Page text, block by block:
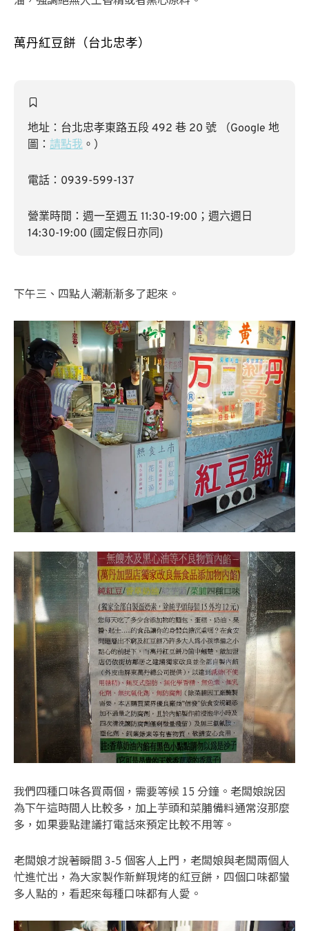
萬丹紅豆餅（台北忠孝）
地址：台北忠孝東路五段 492 巷 20 號 （Google 地
圖： 請點我 。）
電話：0939-599-137
營業時間：週一至週五 11:30-19:00；週六週日
14:30-19:00 (國定假日亦同)
下午三、四點人潮漸漸多了起來。
我們四種口味各買兩個，需要等候 15 分鐘。老闆娘說因
為下午這時間人比較多，加上芋頭和菜脯備料通常沒那麼
多，如果要點建議打電話來預定比較不用等。
老闆娘才說著瞬間 3-5 個客人上門，老闆娘與老闆兩個人
忙進忙出，為大家製作新鮮現烤的紅豆餅，四個口味都蠻
多人點的，看起來每種口味都有人愛。